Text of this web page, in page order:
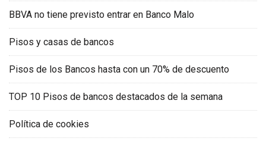
BBVA no tiene previsto entrar en Banco Malo
Pisos y casas de bancos
Pisos de los Bancos hasta con un 70% de descuento
TOP 10 Pisos de bancos destacados de la semana
Política de cookies